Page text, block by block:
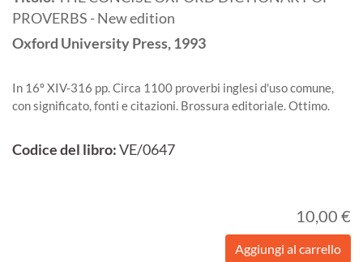
PROVERBS - New edition
Oxford University Press,1993
In 16º XIV-316 pp. Circa 1100 proverbi inglesi d'uso comune,
con significato, fonti e citazioni. Brossura editoriale. Ottimo.
Codice del libro:VE/0647
10,00 €